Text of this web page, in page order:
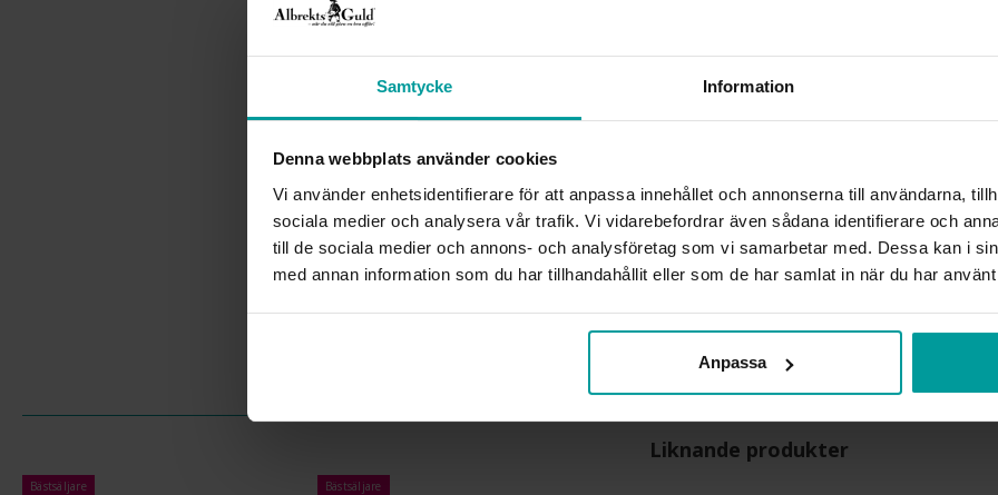
Samtycke Information
Denna webbplats använder cookies
Vi använder enhetsidentifierare för att anpassa innehållet och annonserna till användarna,
sociala medier och analysera vår trafik. Vi vidarebefordrar även sådana identifierare och
till de sociala medier och annons- och analysföretag som vi samarbetar med. Dessa kan i
med annan information som du har tillhandahållit eller som de har samlat in när du har
Anpassa
Öppet köp, ångerrätt och
Albrekts by Schalins samt
beställningsvaror. Läs mer
BREDD CA (MM)
ÄDELMETALL
STEN/PÄRLA
ANTAL DIAMANTER
DIAMANTSLIPNING
DIAMANTFÄRG
VIKT CA (GRAM)
SOLITÄRSTIL
TOTAL CARAT
Liknande produkter
Bästsäljare Bästsäljare